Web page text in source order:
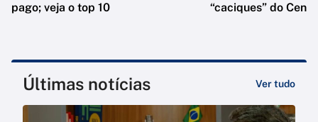
pago; veja o top 10
“caciques” do
Últimas notícias Ver tudo